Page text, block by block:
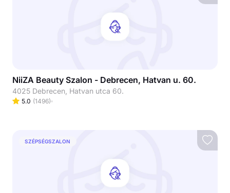
NiiZA Beauty Szalon - Debrecen, Hatvan u. 60.
4025 Debrecen, Hatvan utca 60.
5.0 (1496)
SZÉPSÉGSZALON